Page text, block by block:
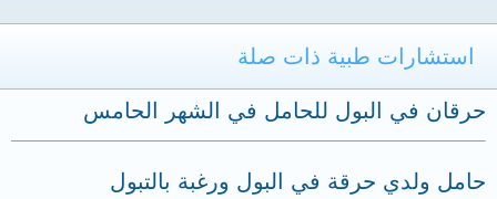
استشارات طبية ذات صلة
حرقان في البول للحامل في الشهر الحامس
حامل ولدي حرقة في البول ورغبة بالتبول